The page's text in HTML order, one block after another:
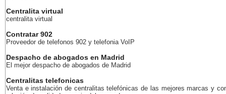
Centralita virtual
centralita virtual
Contratar 902
Proveedor de telefonos 902 y telefonia VoIP
Despacho de abogados en Madrid
El mejor despacho de abogados de Madrid
Centralitas telefonicas
Venta e instalación de centralitas telefónicas de las mejores marcas y